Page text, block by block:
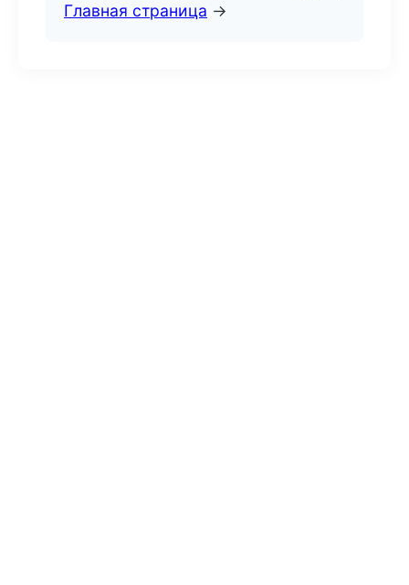
Главная страница →